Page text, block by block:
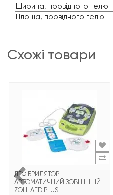
Ширина, провідного гелю
Площа, провідного гелю
схожі товари
ДЕФІБРИЛЯТОР
АВТОМАТИЧНИЙ ЗОВНІШНІЙ
ZOLL AED PLUS